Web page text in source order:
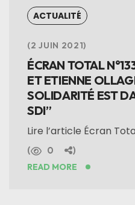
ACTUALITÉ
2 JUIN 2021
ÉCRAN TOTAL
ET ETIENNE
SOLIDARITÉ EST
SDI”
Lire l’article Écran Total
READ MORE
0